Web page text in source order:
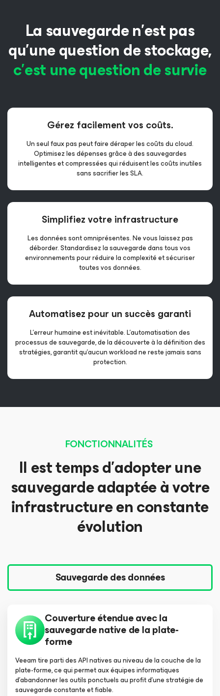
La sauvegarde n’est pas
qu’une question de stockage,
c’est une question de survie
Gérez facilementvos coûts.
Un seul faux pas peut faire déraper les coûts du cloud.
Optimisez les dépenses grâce à des sauvegardes
intelligentes et compressées qui réduisent les coûts inutiles
sans sacrifier les SLA.
Simplifiez votreinfrastructure
Les données sont omniprésentes. Ne vous laissez pas
déborder. Standardisez la sauvegarde dans tous vos
environnements pour réduire la complexité et sécuriser
toutes vos données.
Automatisez pour un succès garanti
L’erreur humaine est inévitable. L’automatisation des
processus de sauvegarde, de la découverte à la définition des
stratégies, garantit qu’aucun workload ne reste jamais sans
protection.
FONCTIONNALITÉS
Il est temps d’adopter une
sauvegarde adaptée à votre
infrastructure en constante
évolution
Sauvegarde des données
Couverture étendue avec la
sauvegarde native de la plate-
forme
Veeam tire parti des API natives au niveau de la couche de la
plate-forme, ce qui permet aux équipes informatiques
d’abandonner les outils ponctuels au profit d’une stratégie de
sauvegarde constante et fiable.